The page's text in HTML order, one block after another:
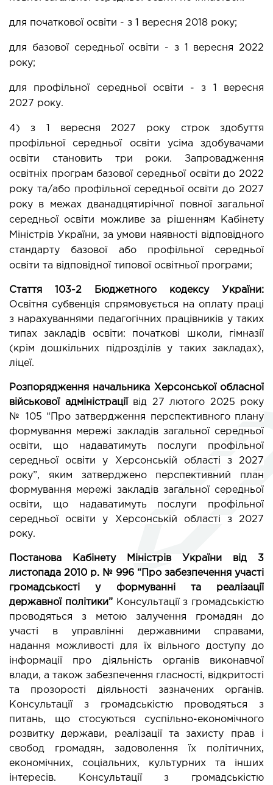
для початкової освіти - з 1 вересня 2018 року;
для базової середньої освіти - з 1 вересня 2022
року;
для профільної середньої освіти - з 1 вересня
2027 року.
4) з 1 вересня 2027 року строк здобуття
профільної середньої освіти усіма здобувачами
освіти становить три роки. Запровадження
освітніх програм базової середньої освіти до 2022
року та/або профільної середньої освіти до 2027
року в межах дванадцятирічної повної загальної
середньої освіти можливе за рішенням Кабінету
Міністрів України, за умови наявності відповідного
стандарту базової або профільної середньої
освіти та відповідної типової освітньої програми;
Стаття 103-2 Бюджетного кодексу України:
Освітня субвенція спрямовується на оплату праці
з нарахуваннями педагогічних працівників у таких
типах закладів освіти: початкові школи, гімназії
(крім дошкільних підрозділів у таких закладах),
ліцеї.
Розпорядження начальника Херсонської обласної
військової адміністрації від 27 лютого 2025 року
№ 105 “Про затвердження перспективного плану
формування мережі закладів загальної середньої
освіти, що надаватимуть послуги профільної
середньої освіти у Херсонській області з 2027
року”, яким затверджено перспективний план
формування мережі закладів загальної середньої
освіти, що надаватимуть послуги профільної
середньої освіти у Херсонській області з 2027
року.
Постанова Кабінету Міністрів України від 3
листопада 2010 р. № 996 “Про забезпечення участі
громадськості у формуванні та реалізації
державної політики” Консультації з громадськістю
проводяться з метою залучення громадян до
участі в управлінні державними справами,
надання можливості для їх вільного доступу до
інформації про діяльність органів виконавчої
влади, а також забезпечення гласності, відкритості
та прозорості діяльності зазначених органів.
Консультації з громадськістю проводяться з
питань, що стосуються суспільно-економічного
розвитку держави, реалізації та захисту прав і
свобод громадян, задоволення їх політичних,
економічних, соціальних, культурних та інших
інтересів. Консультації з громадськістю